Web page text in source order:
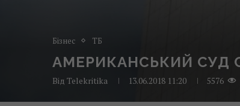
Бізнес ТБ
АМЕРИКАНСЬКИЙ СУД
Від Telekritika 13.06.2018 11:20 5576